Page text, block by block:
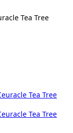
Tea Tree